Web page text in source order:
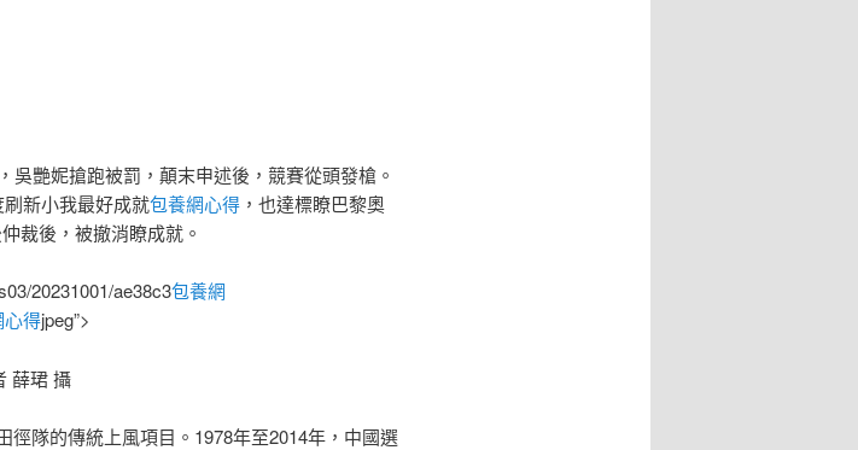
吳艷妮搶跑被罰，顛末申述後，競賽從頭發槍。
新小我最好成就包養網心得，也達標瞭巴黎奧
裁後，被撤消瞭成就。
20231001/ae38c3包養網
得jpeg”>
薛珺 攝
徑隊的傳統上風項目。1978年至2014年，中國選